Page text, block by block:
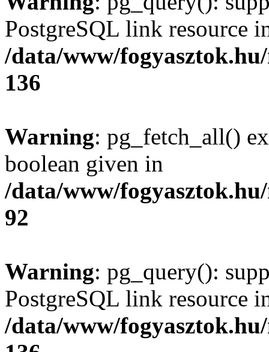
PostgreSQL link resource
/data/www/
136
Warning: pg_fetch_all()
boolean given in
/data/www/
92
Warning: pg_query():
PostgreSQL link resource
/data/www/